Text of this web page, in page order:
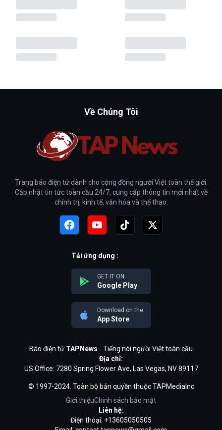
Về Chúng Tôi
Trang báo điện tử dành cho cộng đồng người Việt toàn thế giới.
Cập nhật tin tức toàn cầu 24/7, cung cấp thông tin mới nhất về
chính trị, kinh tế, văn hóa và thể thao.
Tải ứng dụng :
GET IT ON
Google Play
Download on the
App Store
Báo điện tử TAPNews - Tiếng nói người Việt toàn cầu
Địa chỉ:
US Office: 7280 Spring Flower Ave, Las Vegas, NV 89117
© 1997-2024. Toàn bộ bản quyền thuộc TAPMediaInc
Giới thiệuChính sách bảo mật
Liên hệ:
Điện thoại: +13605050505